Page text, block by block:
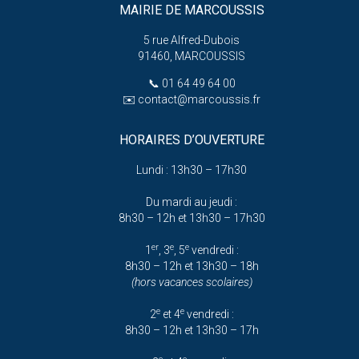
MAIRIE DE MARCOUSSIS
5 rue Alfred-Dubois
91460, MARCOUSSIS
📞 01 64 49 64 00
✉️ contact@marcoussis.fr
HORAIRES D’OUVERTURE
Lundi : 13h30 – 17h30
Du mardi au jeudi :
8h30 – 12h et 13h30 – 17h30
1 er, 3e, 5evendredi :
8h30 – 12h et 13h30 – 18h
(hors vacances scolaires)
2eet 4evendredi :
8h30 – 12h et 13h30 – 17h